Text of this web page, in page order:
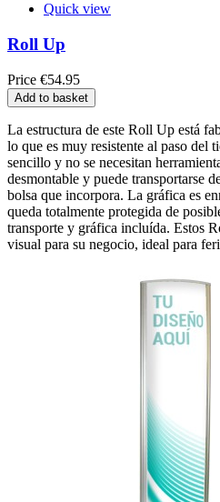
Quick view
Roll Up
Price €54.95
Add to basket
La estructura de este Roll Up está
lo que es muy resistente al paso del
sencillo y no se necesitan
desmontable y puede transportarse
bolsa que incorpora. La gráfica es
queda totalmente protegida de
transporte y gráfica incluída. Estos
visual para su negocio, ideal para